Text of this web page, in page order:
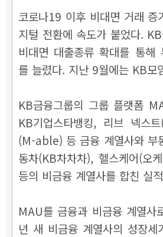
코로나19 이후 비대면 거래 증
지털 전환에 속도가 붙었다.
비대면 대출종류 확대를 통해
를 늘렸다. 지난 9월에는 KB모
KB금융그룹의 그룹 플랫폼
KB기업스타뱅킹, 리브 넥스
(M-able) 등 금융 계열사와 부
동차(KB차차차), 헬스케어(오
등의 비금융 계열사를 합친 실
MAU를 금융과 비금융 계열사
년 새 비금융 계열사의 성장